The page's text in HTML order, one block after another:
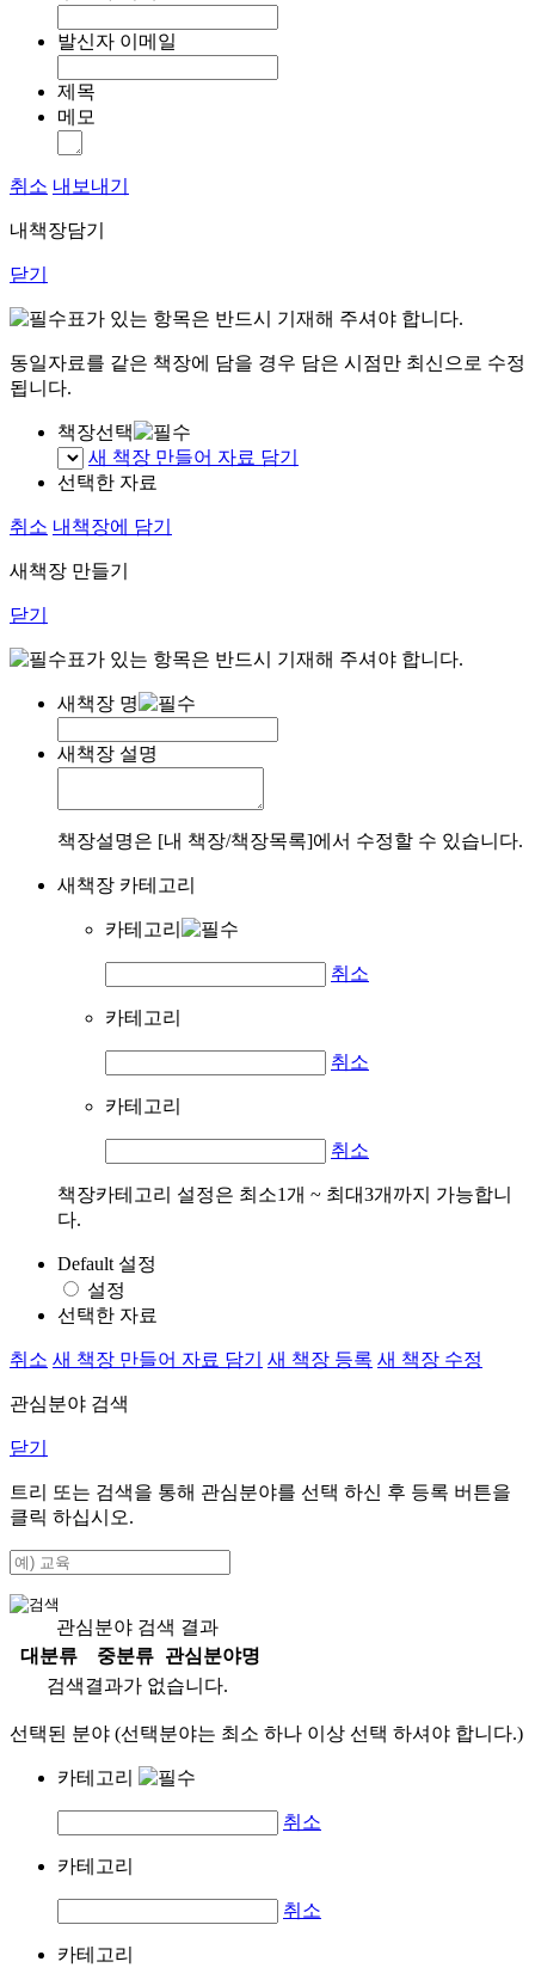
발신자 이메일
제목
메모
취소 내보내기
내책장담기
닫기
표가 있는 항목은 반드시 기재해 주셔야 합니다.
동일자료를 같은 책장에 담을 경우 담은 시점만 최신으로 수정
됩니다.
책장선택
새 책장 만들어 자료 담기
선택한 자료
취소 내책장에 담기
새책장 만들기
닫기
표가 있는 항목은 반드시 기재해 주셔야 합니다.
새책장 명
새책장 설명
책장설명은 [내 책장/책장목록]에서 수정할 수 있습니다.
새책장 카테고리
카테고리
취소
카테고리
취소
카테고리
취소
책장카테고리 설정은 최소1개 ~ 최대3개까지 가능합니
다.
Default 설정
설정
선택한 자료
취소 새 책장 만들어 자료 담기 새 책장 등록 새 책장 수정
관심분야 검색
닫기
트리 또는 검색을 통해 관심분야를 선택 하신 후 등록 버튼을
클릭 하십시오.
관심분야 검색 결과
대분류
중분류
관심분야명
검색결과가 없습니다.
선택된 분야 (선택분야는 최소 하나 이상 선택 하셔야 합니다.)
카테고리
취소
카테고리
취소
카테고리